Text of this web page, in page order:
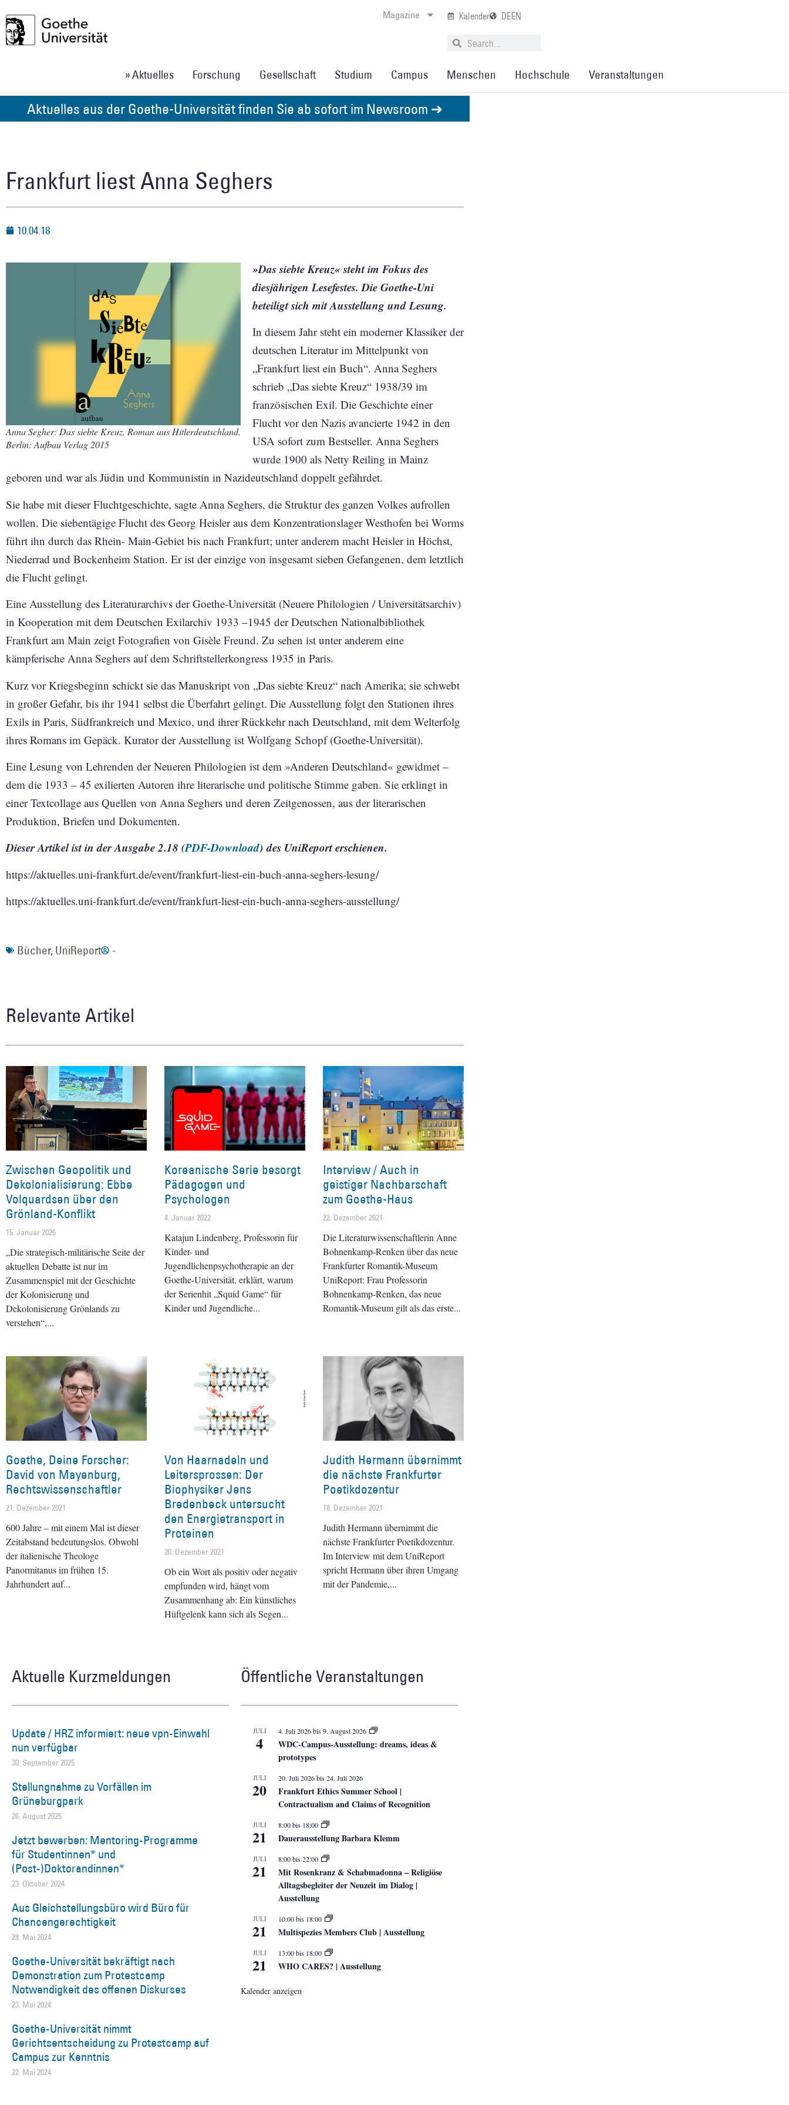
Magazine Kalender DEEN
» Aktuelles Forschung Gesellschaft Studium Campus Menschen Hochschule Veranstaltungen
Aktuelles aus der Goethe-Universität finden Sie ab sofort im Newsroom ➔
Frankfurt liest Anna Seghers
10.04.18
Anna Segher: Das siebte Kreuz. Roman aus Hitlerdeutschland.
Berlin: Aufbau Verlag 2015
»Das siebte Kreuz« steht im Fokus des
diesjährigen Lesefestes. Die Goethe-Uni
beteiligt sich mit Ausstellung und Lesung.
In diesem Jahr steht ein moderner Klassiker der
deutschen Literatur im Mittelpunkt von
„Frankfurt liest ein Buch“. Anna Seghers
schrieb „Das siebte Kreuz“ 1938/39 im
französischen Exil. Die Geschichte einer
Flucht vor den Nazis avancierte 1942 in den
USA sofort zum Bestseller. Anna Seghers
wurde 1900 als Netty Reiling in Mainz
geboren und war als Jüdin und Kommunistin in Nazideutschland doppelt gefährdet.
Sie habe mit dieser Fluchtgeschichte, sagte Anna Seghers, die Struktur des ganzen Volkes aufrollen
wollen. Die siebentägige Flucht des Georg Heisler aus dem Konzentrationslager Westhofen bei Worms
führt ihn durch das Rhein- Main-Gebiet bis nach Frankfurt; unter anderem macht Heisler in Höchst,
Niederrad und Bockenheim Station. Er ist der einzige von insgesamt sieben Gefangenen, dem letztlich
die Flucht gelingt.
Eine Ausstellung des Literaturarchivs der Goethe-Universität (Neuere Philologien / Universitätsarchiv)
in Kooperation mit dem Deutschen Exilarchiv 1933 –1945 der Deutschen Nationalbibliothek
Frankfurt am Main zeigt Fotografien von Gisèle Freund. Zu sehen ist unter anderem eine
kämpferische Anna Seghers auf dem Schriftstellerkongress 1935 in Paris.
Kurz vor Kriegsbeginn schickt sie das Manuskript von „Das siebte Kreuz“ nach Amerika; sie schwebt
in großer Gefahr, bis ihr 1941 selbst die Überfahrt gelingt. Die Ausstellung folgt den Stationen ihres
Exils in Paris, Südfrankreich und Mexico, und ihrer Rückkehr nach Deutschland, mit dem Welterfolg
ihres Romans im Gepäck. Kurator der Ausstellung ist Wolfgang Schopf (Goethe-Universität).
Eine Lesung von Lehrenden der Neueren Philologien ist dem »Anderen Deutschland« gewidmet –
dem die 1933 – 45 exilierten Autoren ihre literarische und politische Stimme gaben. Sie erklingt in
einer Textcollage aus Quellen von Anna Seghers und deren Zeitgenossen, aus der literarischen
Produktion, Briefen und Dokumenten.
Dieser Artikel ist in der Ausgabe 2.18 (PDF-Download) des UniReport erschienen.
https://aktuelles.uni-frankfurt.de/event/frankfurt-liest-ein-buch-anna-seghers-lesung/
https://aktuelles.uni-frankfurt.de/event/frankfurt-liest-ein-buch-anna-seghers-ausstellung/
Bücher, UniReport -
Relevante Artikel
Zwischen Geopolitik und
Dekolonialisierung: Ebbe
Volquardsen über den
Grönland-Konflikt
15. Januar 2026
„Die strategisch-militärische Seite der
aktuellen Debatte ist nur im
Zusammenspiel mit der Geschichte
der Kolonisierung und
Dekolonisierung Grönlands zu
verstehen“,
Koreanische Serie besorgt
Pädagogen und
Psychologen
4. Januar 2022
Katajun Lindenberg, Professorin für
Kinder- und
Jugendlichenpsychotherapie an der
Goethe-Universität, erklärt, warum
der Serienhit „Squid Game“ für
Kinder und Jugendliche
Interview / Auch in
geistiger Nachbarschaft
zum Goethe-Haus
22. Dezember 2021
Die Literaturwissenschaftlerin Anne
Bohnenkamp-Renken über das neue
Frankfurter Romantik-Museum
UniReport: Frau Professorin
Bohnenkamp-Renken, das neue
Romantik-Museum gilt als das erste
Goethe, Deine Forscher:
David von Mayenburg,
Rechtswissenschaftler
21. Dezember 2021
600 Jahre – mit einem Mal ist dieser
Zeitabstand bedeutungslos. Obwohl
der italienische Theologe
Panormitanus im frühen 15.
Jahrhundert auf
Von Haarnadeln und
Leitersprossen: Der
Biophysiker Jens
Bredenbeck untersucht
den Energietransport in
Proteinen
20. Dezember 2021
Ob ein Wort als positiv oder negativ
empfunden wird, hängt vom
Zusammenhang ab: Ein künstliches
Hüftgelenk kann sich als Segen
Judith Hermann übernimmt
die nächste Frankfurter
Poetikdozentur
18. Dezember 2021
Judith Hermann übernimmt die
nächste Frankfurter Poetikdozentur.
Im Interview mit dem UniReport
spricht Hermann über ihren Umgang
mit der Pandemie,
Aktuelle Kurzmeldungen
Update / HRZ informiert: neue vpn-Einwahl
nun verfügbar
30. September 2025
Stellungnahme zu Vorfällen im
Grüneburgpark
26. August 2025
Jetzt bewerben: Mentoring-Programme
für Studentinnen* und
(Post-)Doktorandinnen*
23. Oktober 2024
Aus Gleichstellungsbüro wird Büro für
Chancengerechtigkeit
28. Mai 2024
Goethe-Universität bekräftigt nach
Demonstration zum Protestcamp
Notwendigkeit des offenen Diskurses
23. Mai 2024
Goethe-Universität nimmt
Gerichtsentscheidung zu Protestcamp auf
Campus zur Kenntnis
22. Mai 2024
Öffentliche Veranstaltungen
JULI
4
4. Juli 2026bis9. August 2026
WDC-Campus-Ausstellung: dreams, ideas &
prototypes
JULI
20
20. Juli 2026bis24. Juli 2026
Frankfurt Ethics Summer School |
Contractualism and Claims of Recognition
JULI
21
8:00bis 18:00
Dauerausstellung Barbara Klemm
JULI
21
8:00bis22:00
Mit Rosenkranz & Schabmadonna – Religiöse
Alltagsbegleiter der Neuzeit im Dialog |
Ausstellung
JULI
21
10:00bis 18:00
Multispezies Members Club | Ausstellung
JULI
21
13:00bis 18:00
WHO CARES? | Ausstellung
Kalender anzeigen